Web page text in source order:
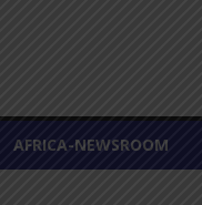
AFRICA-NEWSROOM